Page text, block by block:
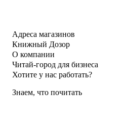
Адреса магазинов
Книжный Дозор
О компании
Читай-город для бизнеса
Хотите у нас работать?
Знаем, что почитать